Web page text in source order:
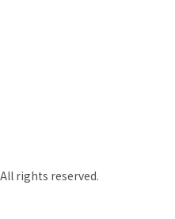
rights reserved.